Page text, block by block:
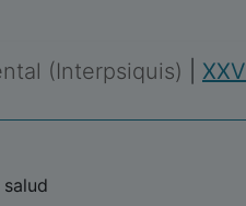
(Interpsiquis)
XXV